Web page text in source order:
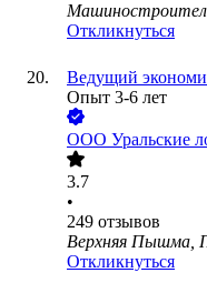
Откликнуться
Ведущий
Опыт 3-6 лет
ООО Уральские
3.7
•
249 отзывов
Верхняя Пышма,
Откликнуться